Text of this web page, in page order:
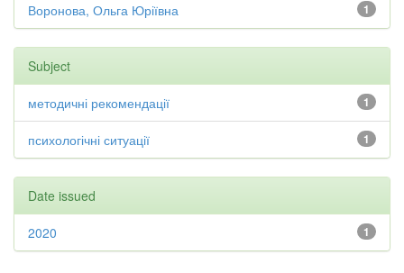
1
Воронова, Ольга Юріївна
Subject
1
методичні рекомендації
1
психологічні ситуації
Date issued
1
2020